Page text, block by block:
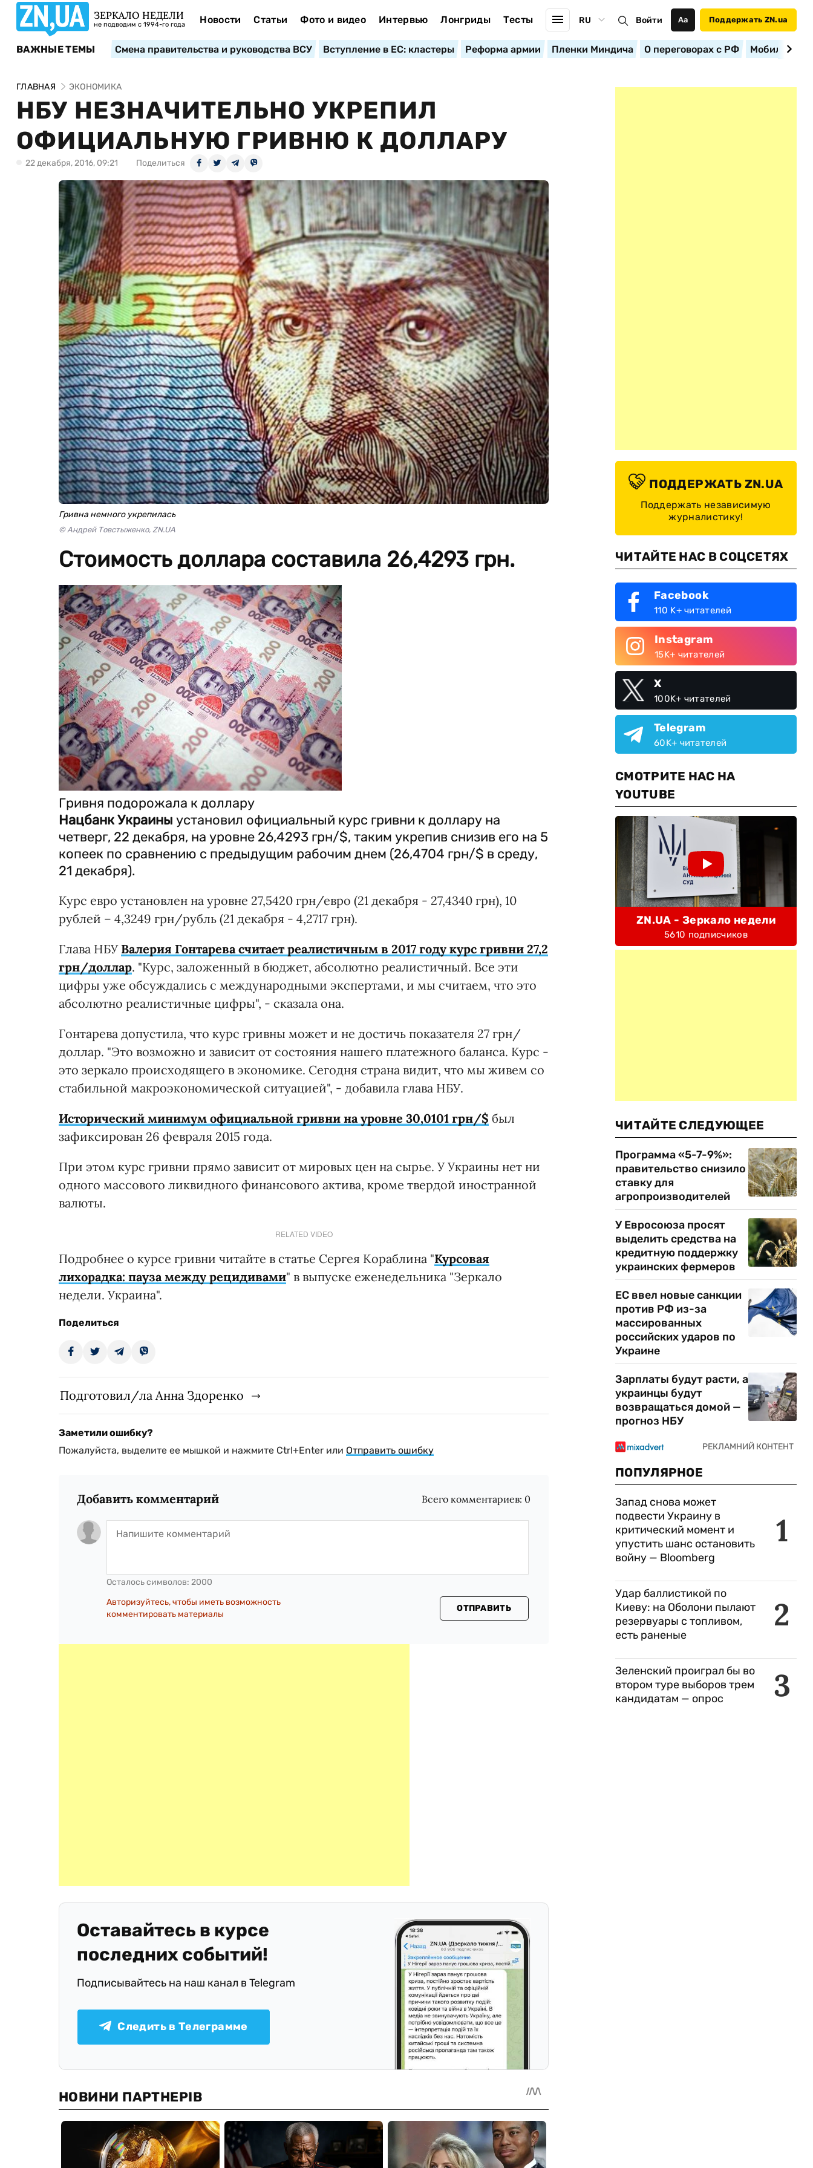
ЗЕРКАЛО НЕДЕЛИ
не подводим с 1994-го года Новости Статьи Фото и видео Интервью Лонгриды Тесты RU Войти Аа Поддержать ZN.ua
ВАЖНЫЕ ТЕМЫ Смена правительства и руководства ВСУ Вступление в ЕС: кластеры Реформа армии Пленки Миндича О переговорах с РФ
ГЛАВНАЯ ЭКОНОМИКА
НБУ НЕЗНАЧИТЕЛЬНО УКРЕПИЛ
ОФИЦИАЛЬНУЮ ГРИВНЮ К ДОЛЛАРУ
22 декабря, 2016, 09:21 Поделиться
Гривна немного укрепилась
© Андрей Товстыженко, ZN.UA
Стоимость доллара составила 26,4293 грн.
Гривня подорожала к доллару
Нацбанк Украины установил официальный курс гривни к доллару на
четверг, 22 декабря, на уровне 26,4293 грн/$, таким укрепив снизив его на 5
копеек по сравнению с предыдущим рабочим днем (26,4704 грн/$ в среду,
21 декабря).
Курс евро установлен на уровне 27,5420 грн/евро (21 декабря - 27,4340 грн), 10
рублей – 4,3249 грн/рубль (21 декабря - 4,2717 грн).
Глава НБУ Валерия Гонтарева считает реалистичным в 2017 году курс гривни 27,2
грн/доллар. "Курс, заложенный в бюджет, абсолютно реалистичный. Все эти
цифры уже обсуждались с международными экспертами, и мы считаем, что это
абсолютно реалистичные цифры", - сказала она.
Гонтарева допустила, что курс гривны может и не достичь показателя 27 грн/
доллар. "Это возможно и зависит от состояния нашего платежного баланса. Курс -
это зеркало происходящего в экономике. Сегодня страна видит, что мы живем со
стабильной макроэкономической ситуацией", - добавила глава НБУ.
Исторический минимум официальной гривни на уровне 30,0101 грн/$ был
зафиксирован 26 февраля 2015 года.
При этом курс гривни прямо зависит от мировых цен на сырье. У Украины нет ни
одного массового ликвидного финансового актива, кроме твердой иностранной
валюты.
RELATED VIDEO
Подробнее о курсе гривни читайте в статье Сергея Кораблина "Курсовая
лихорадка: пауза между рецидивами" в выпуске еженедельника "Зеркало
недели. Украина".
Поделиться
Подготовил/ла Анна Здоренко
Заметили ошибку?
Пожалуйста, выделите ее мышкой и нажмите Ctrl+Enter или Отправить ошибку
Добавить комментарий Всего комментариев: 0
Осталось символов: 2000
Авторизуйтесь, чтобы иметь возможность
комментировать материалы
ОТПРАВИТЬ
Оставайтесь в курсе
последних событий!
Подписывайтесь на наш канал в Telegram
Следить в Телеграмме
ПОДДЕРЖАТЬ ZN.UA
Поддержать независимую
журналистику!
ЧИТАЙТЕ НАС В СОЦСЕТЯХ
Facebook
110 K+ читателей
Instagram
15K+ читателей
X
100K+ читателей
Telegram
60K+ читателей
СМОТРИТЕ НАС НА
YOUTUBE
ZN.UA - Зеркало недели
5610 подписчиков
ЧИТАЙТЕ СЛЕДУЮЩЕЕ
Программа «5-7-9%»:
правительство снизило
ставку для
агропроизводителей
У Евросоюза просят
выделить средства на
кредитную поддержку
украинских фермеров
ЕС ввел новые санкции
против РФ из-за
массированных
российских ударов по
Украине
Зарплаты будут расти, а
украинцы будут
возвращаться домой —
прогноз НБУ
ПОПУЛЯРНОЕ
1
Запад снова может
подвести Украину в
критический момент и
упустить шанс остановить
войну — Bloomberg
2
Удар баллистикой по
Киеву: на Оболони пылают
резервуары с топливом,
есть раненые
3
Зеленский проиграл бы во
втором туре выборов трем
кандидатам — опрос